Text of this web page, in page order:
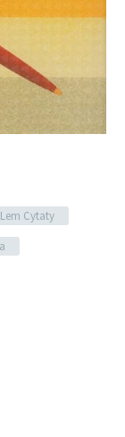
Lem Cytaty